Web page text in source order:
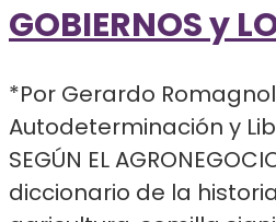
GOBIERNOS y
*Por Gerardo
Autodeterminación y
SEGÚN EL
diccionario de la